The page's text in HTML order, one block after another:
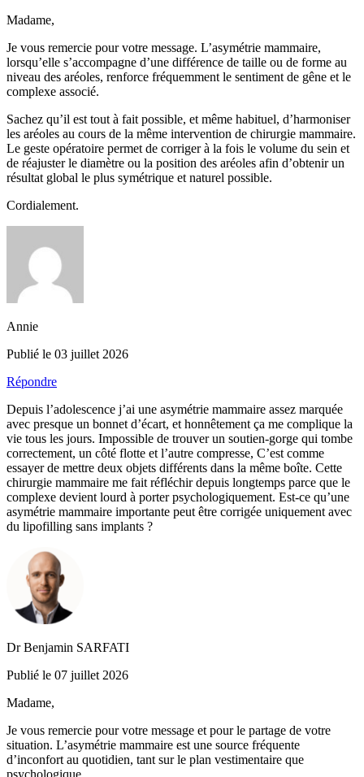
Madame,
Je vous remercie pour votre message. L’asymétrie mammaire,
lorsqu’elle s’accompagne d’une différence de taille ou de forme au
niveau des aréoles, renforce fréquemment le sentiment de gêne et le
complexe associé.
Sachez qu’il est tout à fait possible, et même habituel, d’harmoniser
les aréoles au cours de la même intervention de chirurgie mammaire.
Le geste opératoire permet de corriger à la fois le volume du sein et
de réajuster le diamètre ou la position des aréoles afin d’obtenir un
résultat global le plus symétrique et naturel possible.
Cordialement.
Annie
Publié le 03 juillet 2026
Répondre
Depuis l’adolescence j’ai une asymétrie mammaire assez marquée
avec presque un bonnet d’écart, et honnêtement ça me complique la
vie tous les jours. Impossible de trouver un soutien-gorge qui tombe
correctement, un côté flotte et l’autre compresse, C’est comme
essayer de mettre deux objets différents dans la même boîte. Cette
chirurgie mammaire me fait réfléchir depuis longtemps parce que le
complexe devient lourd à porter psychologiquement. Est-ce qu’une
asymétrie mammaire importante peut être corrigée uniquement avec
du lipofilling sans implants ?
Dr Benjamin SARFATI
Publié le 07 juillet 2026
Madame,
Je vous remercie pour votre message et pour le partage de votre
situation. L’asymétrie mammaire est une source fréquente
d’inconfort au quotidien, tant sur le plan vestimentaire que
psychologique.